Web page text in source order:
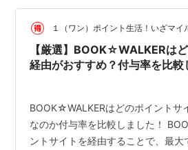
届けします。 取り組みのきっかけ
検証の難しさに直面 アプリ公開後
取り組みのきっかけ 今回のダウン
は、お客様からの声がきっ…
１（ワン）ポイント生活！いざマイ
【厳選】BOOK☆WALKERは
経由がおすすめ？付与率を比較
BOOK☆WALKERはどのポイントサ
なのか付与率を比較しました！
ントサイトを経由することで、最大